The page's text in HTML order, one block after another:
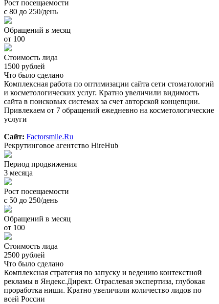
Рост посещаемости
с 80 до 250/день
Обращений в месяц
от 100
Стоимость лида
1500 рублей
Что было сделано
Комплексная работа по оптимизации сайта сети стоматологий
и косметологических услуг. Кратно увеличили видимость
сайта в поисковых системах за счет авторской концепции.
Привлекаем от 7 обращений ежедневно на косметологические
услуги
Сайт: Factorsmile.Ru
Рекрутинговое агентство HireHub
Период продвижения
3 месяца
Рост посещаемости
с 50 до 250/день
Обращений в месяц
от 100
Стоимость лида
2500 рублей
Что было сделано
Комплексная стратегия по запуску и ведению контекстной
рекламы в Яндекс.Директ. Отраслевая экспертиза, глубокая
проработка ниши. Кратно увеличили количество лидов по
всей России